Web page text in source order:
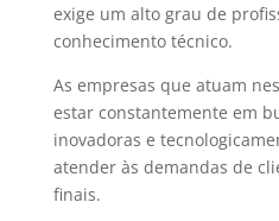
exige um alto grau de
conhecimento técnico.
As empresas que atuam
estar constantemente em
inovadoras e
atender às demandas de
finais.